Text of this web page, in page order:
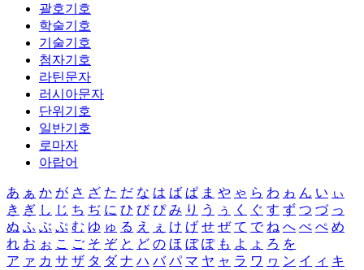
괄호기호
학술기호
기술기호
첨자기호
라틴문자
러시아문자
단위기호
일반기호
로마자
아랍어
あ ぁ か が さ ざ た だ な は ば ぱ ま や ゃ ら わ ゎ ん い ぃ
き ぎ し じ ち ぢ に ひ び ぴ み り う ぅ く ぐ す ず つ づ っ
ぬ ふ ぶ ぷ む ゆ ゅ る え ぇ け げ せ ぜ て で ね へ べ ぺ め
れ お ぉ こ ご そ ぞ と ど の ほ ぼ ぽ も よ ょ ろ を
ア ァ カ サ ザ タ ダ ナ ハ バ パ マ ヤ ャ ラ ワ ヮ ン イ ィ キ